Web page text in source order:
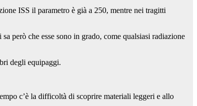
ISS il parametro è già a 250, mentre nei tragitti
però che esse sono in grado, come qualsiasi radiazione
degli equipaggi.
c’è la difficoltà di scoprire materiali leggeri e allo